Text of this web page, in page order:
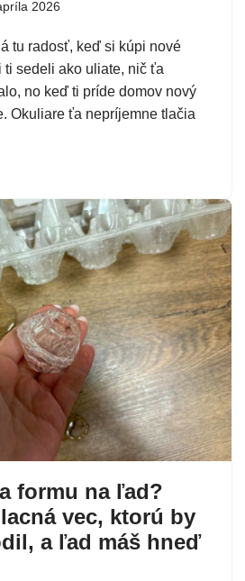
2026
tu radosť, keď si kúpi nové
ti sedeli ako uliate, nič ťa
no keď ti príde domov nový
Okuliare ťa nepríjemne tlačia
formu na ľad?
vec, ktorú by
a ľad máš hneď